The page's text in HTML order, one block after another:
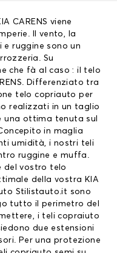
CARENS viene
Il vento, la
ruggine sono un
Su
che fà al caso : il telo
Differenziato tra
telo copriauto per
realizzati in un taglio
una ottima tenuta sul
in maglia
umidità, i nostri teli
ruggine e muffa.
del vostro telo
della vostra KIA
Stilistauto.it sono
tutto il perimetro del
i teli copraiuto
due estensioni
Per una protezione